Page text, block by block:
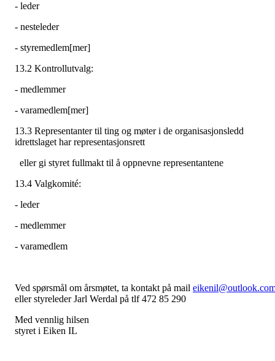
- leder
- nesteleder
- styremedlem[mer]
13.2 Kontrollutvalg:
- medlemmer
- varamedlem[mer]
13.3 Representanter til ting og møter i de organisasjonsledd
idrettslaget har representasjonsrett
eller gi styret fullmakt til å oppnevne representantene
13.4 Valgkomité:
- leder
- medlemmer
- varamedlem
Ved spørsmål om årsmøtet, ta kontakt på mail
eller styreleder Jarl Werdal på tlf 472 85 290
Med vennlig hilsen
styret i Eiken IL